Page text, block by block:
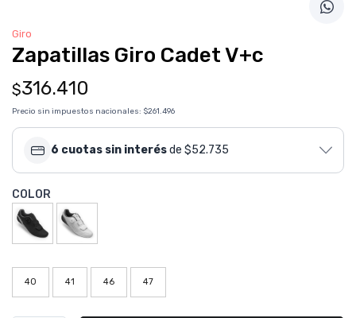
Giro
Zapatillas Giro Cadet V+c
$316.410
Precio sin impuestos nacionales: $261.496
6 cuotas sin interésde $52.735
COLOR
40 41 46 47